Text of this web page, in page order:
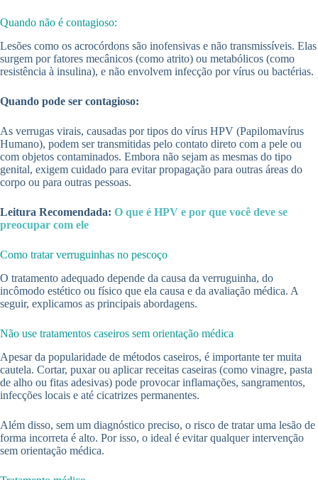
Quando não é contagioso:
Lesões como os acrocórdons são inofensivas e não transmissíveis. Elas
surgem por fatores mecânicos (como atrito) ou metabólicos (como
resistência à insulina), e não envolvem infecção por vírus ou bactérias.
Quando pode ser contagioso:
As verrugas virais, causadas por tipos do vírus HPV (Papilomavírus
Humano), podem ser transmitidas pelo contato direto com a pele ou
com objetos contaminados. Embora não sejam as mesmas do tipo
genital, exigem cuidado para evitar propagação para outras áreas do
corpo ou para outras pessoas.
Leitura Recomendada: O que é HPV e por que você deve se
preocupar com ele
Como tratar verruguinhas no pescoço
O tratamento adequado depende da causa da verruguinha, do
incômodo estético ou físico que ela causa e da avaliação médica. A
seguir, explicamos as principais abordagens.
Não use tratamentos caseiros sem orientação médica
Apesar da popularidade de métodos caseiros, é importante ter muita
cautela. Cortar, puxar ou aplicar receitas caseiras (como vinagre, pasta
de alho ou fitas adesivas) pode provocar inflamações, sangramentos,
infecções locais e até cicatrizes permanentes.
Além disso, sem um diagnóstico preciso, o risco de tratar uma lesão de
forma incorreta é alto. Por isso, o ideal é evitar qualquer intervenção
sem orientação médica.